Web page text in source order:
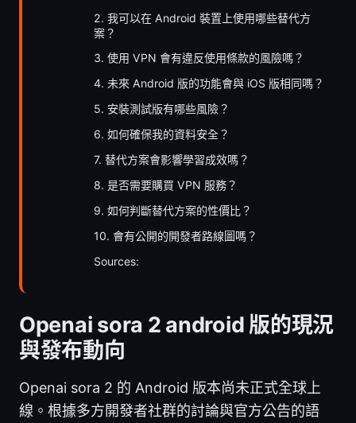
2. 我可以在 Android 裝置上使用哪些替代方
案？
3. 使用 VPN 會有違反使用條款的風險嗎？
4. 未來 Android 版的功能會與 iOS 版相同嗎？
5. 安裝測試版有哪些風險？
6. 如何確保我的資料安全？
7. 替代方案會影響學習成效嗎？
8. 是否需要購買 VPN 服務？
9. 如何判斷替代方案的性價比？
10. 會有公開的開發者路線圖嗎？
Sources:
Openai sora 2 android 版的現況
與發布動向
Openai sora 2 的 Android 版本尚未正式全球上
線。根據多方開發者社群的討論與官方公告的語